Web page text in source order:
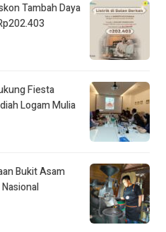
Tambah Daya
Fiesta
Logam Mulia
Bukit Asam